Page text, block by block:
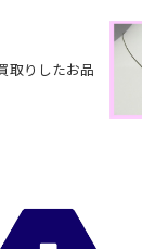
取りしたお品